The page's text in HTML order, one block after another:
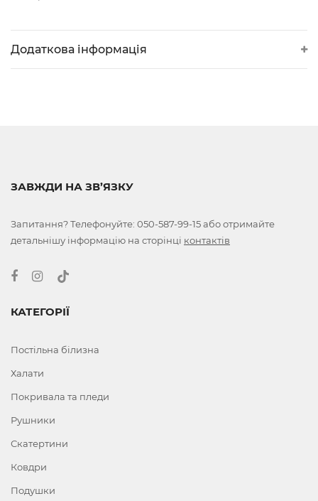
Додаткова інформація
ЗАВЖДИ НА ЗВ’ЯЗКУ
Запитання? Телефонуйте: 050-587-99-15або отримайте
детальнішу інформацію на сторінці контактів
КАТЕГОРІЇ
Постільна білизна
Халати
Покривала та пледи
Рушники
Скатертини
Ковдри
Подушки